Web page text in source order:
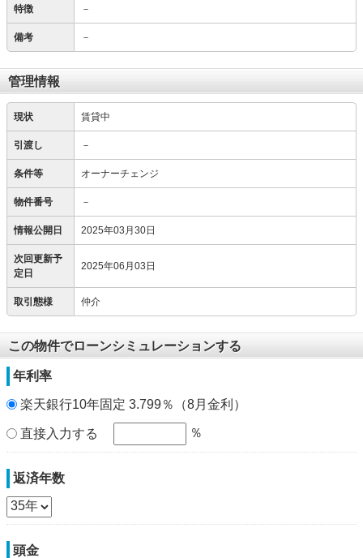
特徴 －
備考 －
管理情報
現状 賃貸中
引渡し －
条件等 オーナーチェンジ
物件番号 －
情報公開日 2025年03月30日
次回更新予
定日
2025年06月03日
取引態様 仲介
この物件でローンシミュレーションする
年利率
楽天銀行10年固定 3.799％（8月金利）
直接入力する ％
返済年数
頭金